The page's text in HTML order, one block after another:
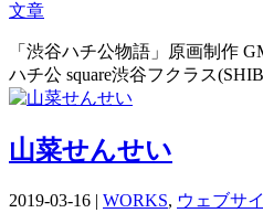
文章
「渋谷ハチ公物語」原画制作
ハチ公 square渋谷フクラス
山菜せんせい
2019-03-16 | WORKS, ウェブサ